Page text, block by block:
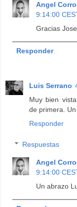
Angel
9:14:00
Gracias
Responder
Luis Serrano
Muy bien
de primera.
Responder
Respuestas
Angel
9:14:00
Un abrazo